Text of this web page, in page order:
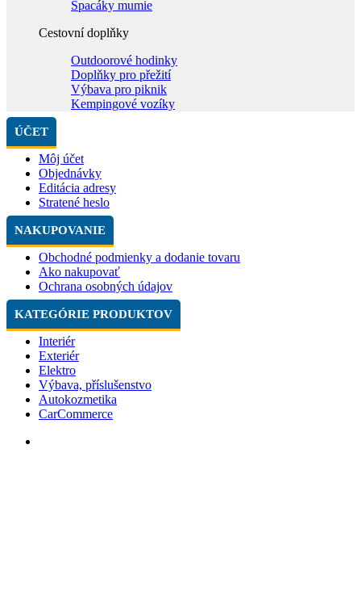
Spacáky mumie
Cestovní doplňky
Outdoorové hodinky
Doplňky pro přežití
Výbava pro piknik
Kempingové vozíky
ÚČET
Môj účet
Objednávky
Editácia adresy
Stratené heslo
NAKUPOVANIE
Obchodné podmienky a dodanie tovaru
Ako nakupovať
Ochrana osobných údajov
KATEGÓRIE PRODUKTOV
Interiér
Exteriér
Elektro
Výbava, příslušenstvo
Autokozmetika
CarCommerce